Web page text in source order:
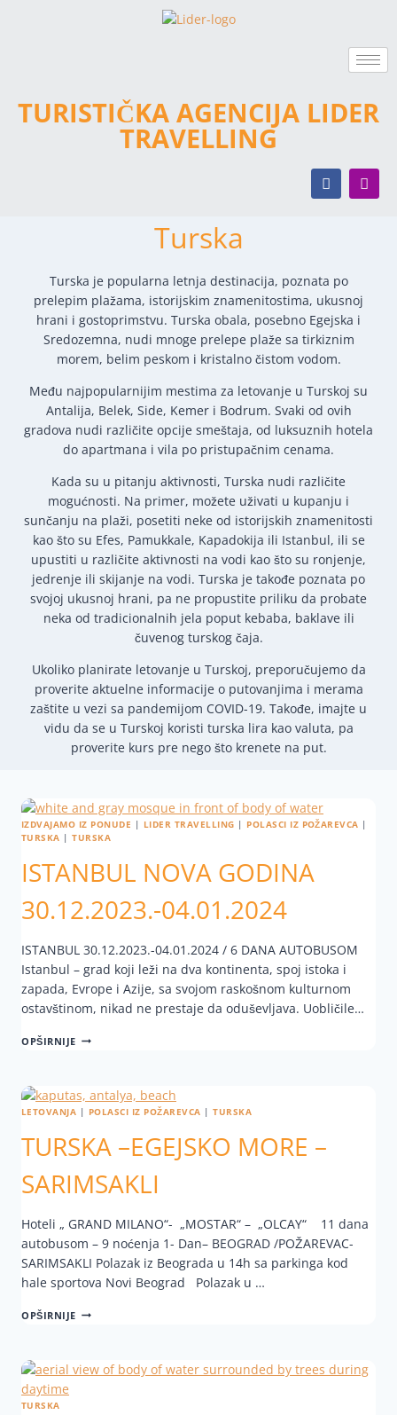
TURISTIČKA AGENCIJA LIDER
TRAVELLING
Turska
Turska je popularna letnja destinacija, poznata po
prelepim plažama, istorijskim znamenitostima, ukusnoj
hrani i gostoprimstvu. Turska obala, posebno Egejska i
Sredozemna, nudi mnoge prelepe plaže sa tirkiznim
morem, belim peskom i kristalno čistom vodom.
Među najpopularnijim mestima za letovanje u Turskoj su
Antalija, Belek, Side, Kemer i Bodrum. Svaki od ovih
gradova nudi različite opcije smeštaja, od luksuznih hotela
do apartmana i vila po pristupačnim cenama.
Kada su u pitanju aktivnosti, Turska nudi različite
mogućnosti. Na primer, možete uživati u kupanju i
sunčanju na plaži, posetiti neke od istorijskih znamenitosti
kao što su Efes, Pamukkale, Kapadokija ili Istanbul, ili se
upustiti u različite aktivnosti na vodi kao što su ronjenje,
jedrenje ili skijanje na vodi. Turska je takođe poznata po
svojoj ukusnoj hrani, pa ne propustite priliku da probate
neka od tradicionalnih jela poput kebaba, baklave ili
čuvenog turskog čaja.
Ukoliko planirate letovanje u Turskoj, preporučujemo da
proverite aktuelne informacije o putovanjima i merama
zaštite u vezi sa pandemijom COVID-19. Takođe, imajte u
vidu da se u Turskoj koristi turska lira kao valuta, pa
proverite kurs pre nego što krenete na put.
IZDVAJAMO IZ PONUDE LIDER TRAVELLING POLASCI IZ POŽAREVCA
TURSKA |TURSKA
ISTANBUL NOVA GODINA
30.12.2023.-04.01.2024
ISTANBUL 30.12.2023.-04.01.2024 / 6 DANA AUTOBUSOM
Istanbul – grad koji leži na dva kontinenta, spoj istoka i
zapada, Evrope i Azije, sa svojom raskošnom kulturnom
ostavštinom, nikad ne prestaje da oduševljava. Uobličile…
OPŠIRNIJE
LETOVANJA | POLASCI IZ POŽAREVCA |TURSKA
TURSKA –EGEJSKO MORE –
SARIMSAKLI
Hoteli „ GRAND MILANO“- „MOSTAR“ – „OLCAY“ 11 dana
autobusom – 9 noćenja 1- Dan– BEOGRAD /POŽAREVAC-
SARIMSAKLI Polazak iz Beograda u 14h sa parkinga kod
hale sportova Novi Beograd Polazak u …
OPŠIRNIJE
TURSKA